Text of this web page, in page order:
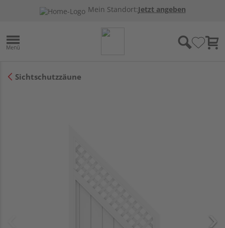
Mein Standort:Jetzt angeben
Sichtschutzzäune